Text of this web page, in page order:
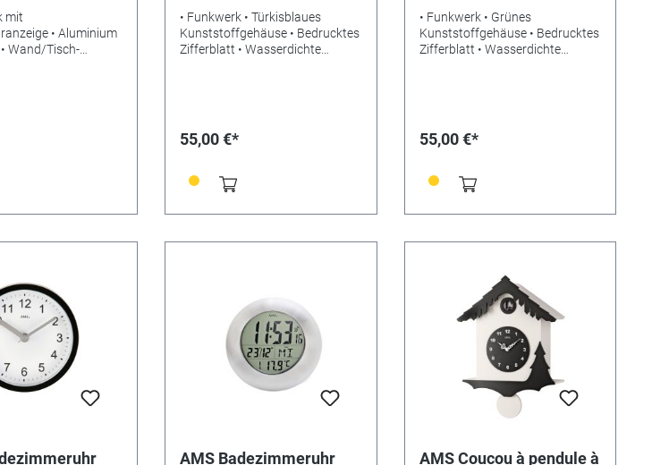
mit
• Aluminium
Wand/Tisch-
• Funkwerk • Türkisblaues
Kunststoffgehäuse • Bedrucktes
Zifferblatt • Wasserdichte
55,00 €*
• Funkwerk • Grünes
Kunststoffgehäuse • Bedrucktes
Zifferblatt • Wasserdichte
55,00 €*
AMS Badezimmeruhr
AMS Coucou à pendule à